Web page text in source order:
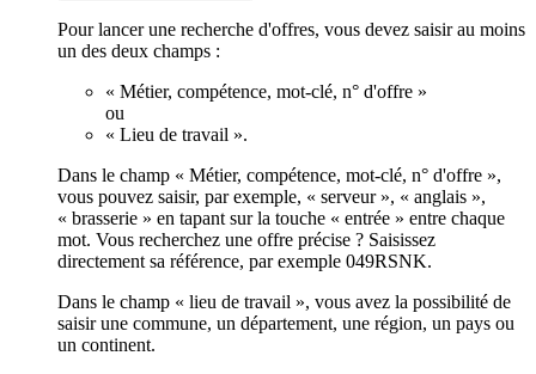
Pour lancer une recherche d'offres, vous devez saisir au moins
un des deux champs :
« Métier, compétence, mot-clé, n° d'offre »
ou
« Lieu de travail ».
Dans le champ « Métier, compétence, mot-clé, n° d'offre »,
vous pouvez saisir, par exemple, « serveur », « anglais »,
« brasserie » en tapant sur la touche « entrée » entre chaque
mot. Vous recherchez une offre précise ? Saisissez
directement sa référence, par exemple 049RSNK.
Dans le champ « lieu de travail », vous avez la possibilité de
saisir une commune, un département, une région, un pays ou
un continent.